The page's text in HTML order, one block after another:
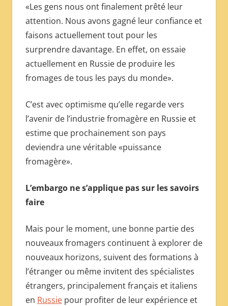
«Les gens nous ont finalement prêté leur
attention. Nous avons gagné leur confiance et
faisons actuellement tout pour les
surprendre davantage. En effet, on essaie
actuellement en Russie de produire les
fromages de tous les pays du monde».
C’est avec optimisme qu’elle regarde vers
l’avenir de l’industrie fromagère en Russie et
estime que prochainement son pays
deviendra une véritable «puissance
fromagère».
L’embargo ne s’applique pas sur les savoirs
faire
Mais pour le moment, une bonne partie des
nouveaux fromagers continuent à explorer de
nouveaux horizons, suivent des formations à
l’étranger ou même invitent des spécialistes
étrangers, principalement français et italiens
en Russiepour profiter de leur expérience et